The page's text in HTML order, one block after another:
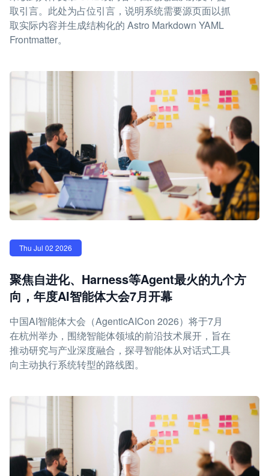
取引言。此处为占位引言，说明系统需要源页面以抓
取实际内容并生成结构化的 Astro Markdown YAML
Frontmatter。
Thu Jul 02 2026
聚焦自进化、Harness等Agent最火的九个方
向，年度AI智能体大会7月开幕
中国AI智能体大会（AgenticAICon 2026）将于7月
在杭州举办，围绕智能体领域的前沿技术展开，旨在
推动研究与产业深度融合，探寻智能体从对话式工具
向主动执行系统转型的路线图。